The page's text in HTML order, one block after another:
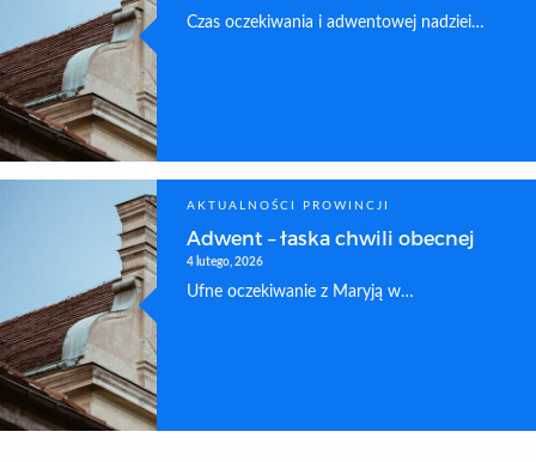
Czas oczekiwania i adwentowej nadziei…
AKTUALNOŚCI PROWINCJI
Adwent – łaska chwili obecnej
4 lutego, 2026
Ufne oczekiwanie z Maryją w…